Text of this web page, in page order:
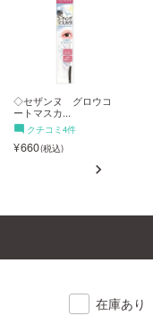
◇セザンヌ グロウコ
ートマスカ...
クチコミ4件
660
在庫あり